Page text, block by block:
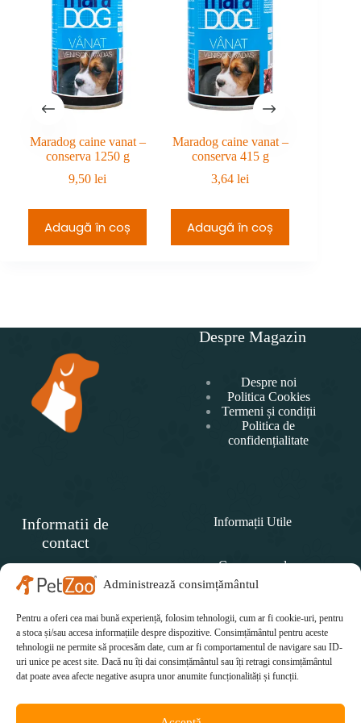
Administrează consimțământul
Pentru a oferi cea mai bună experiență, folosim tehnologii, cum ar fi cookie-uri, pentru
a stoca și/sau accesa informațiile despre dispozitive. Consimțământul pentru aceste
tehnologii ne permite să procesăm date, cum ar fi comportamentul de navigare sau ID-
uri unice pe acest site. Dacă nu îți dai consimțământul sau îți retragi consimțământul
dat poate avea afecte negative asupra unor anumite funcționalități și funcții.
la
270,98 lei.
229,99 lei.
Maradog caine vanat –
conserva 1250 g
9,50lei
Adaugă în coș
Maradog caine vanat –
conserva 415 g
3,64lei
Adaugă în coș
Despre Magazin
Despre noi
Politica Cookies
Termeni și condiții
Politica de
confidențialitate
Informatii de
contact
PET
Telefon:
0771 415 812
Email:
Informații Utile
Cum comand
Politica de retur
Cum plătesc
Cum se livrează